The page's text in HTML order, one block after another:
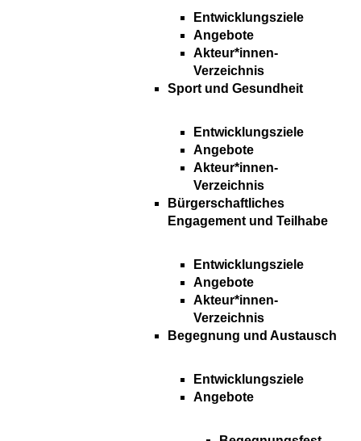
Entwicklungsziele
Angebote
Akteur*innen-
Verzeichnis
Sport und Gesundheit
Entwicklungsziele
Angebote
Akteur*innen-
Verzeichnis
Bürgerschaftliches
Engagement und Teilhabe
Entwicklungsziele
Angebote
Akteur*innen-
Verzeichnis
Begegnung und Austausch
Entwicklungsziele
Angebote